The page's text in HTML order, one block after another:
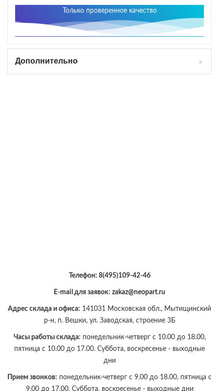
Только проверенное качество
Дополнительно
Телефон: 8(495)109-42-46
E-mail для заявок: zakaz@neopart.ru
Адрес склада и офиса: 141031 Московская обл., Мытищинский
р-н, п. Вешки, ул. Заводская, строение 3Б
Часы работы склада: понедельник-четверг с 10.00 до 18.00,
пятница с 10.00 до 17.00. Суббота, воскресенье - выходные
дни
Прием звонков: понедельник-четверг с 9.00 до 18.00, пятница с
9.00 до 17.00. Суббота, воскресенье - выходные дни